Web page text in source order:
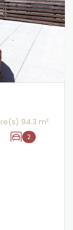
Appartement 5 pièce(s) 4 chambre(s) 94.3 m²
2